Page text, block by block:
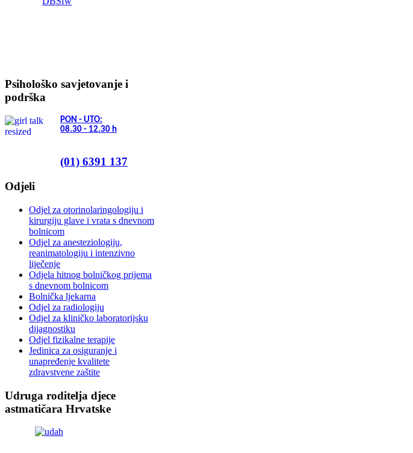
Psihološko savjetovanje i
podrška
PON - UTO:
08.30 - 12.30 h
(01) 6391 137
Odjeli
Odjel za otorinolaringologiju i
kirurgiju glave i vrata s dnevnom
bolnicom
Odjel za anesteziologiju,
reanimatologiju i intenzivno
liječenje
Odjela hitnog bolničkog prijema
s dnevnom bolnicom
Bolnička ljekarna
Odjel za radiologiju
Odjel za kliničko laboratorijsku
dijagnostiku
Odjel fizikalne terapije
Jedinica za osiguranje i
unapređenje kvalitete
zdravstvene zaštite
Udruga roditelja djece
astmatičara Hrvatske